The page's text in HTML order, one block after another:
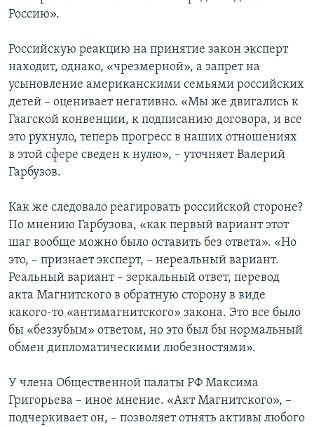
Россию».
Российскую реакцию на принятие закон эксперт
находит, однако, «чрезмерной», а запрет на
усыновление американскими семьями российских
детей – оценивает негативно. «Мы же двигались к
Гаагской конвенции, к подписанию договора, и все
это рухнуло, теперь прогресс в наших отношениях
в этой сфере сведен к нулю», – уточняет Валерий
Гарбузов.
Как же следовало реагировать российской стороне?
По мнению Гарбузова, «как первый вариант этот
шаг вообще можно было оставить без ответа». «Но
это, – признает эксперт, – нереальный вариант.
Реальный вариант – зеркальный ответ, перевод
акта Магнитского в обратную сторону в виде
какого-то «антимагнитского» закона. Это все было
бы «беззубым» ответом, но это был бы нормальный
обмен дипломатическими любезностями».
У члена Общественной палаты РФ Максима
Григорьева – иное мнение. «Акт Магнитского», –
подчеркивает он, – позволяет отнять активы любого